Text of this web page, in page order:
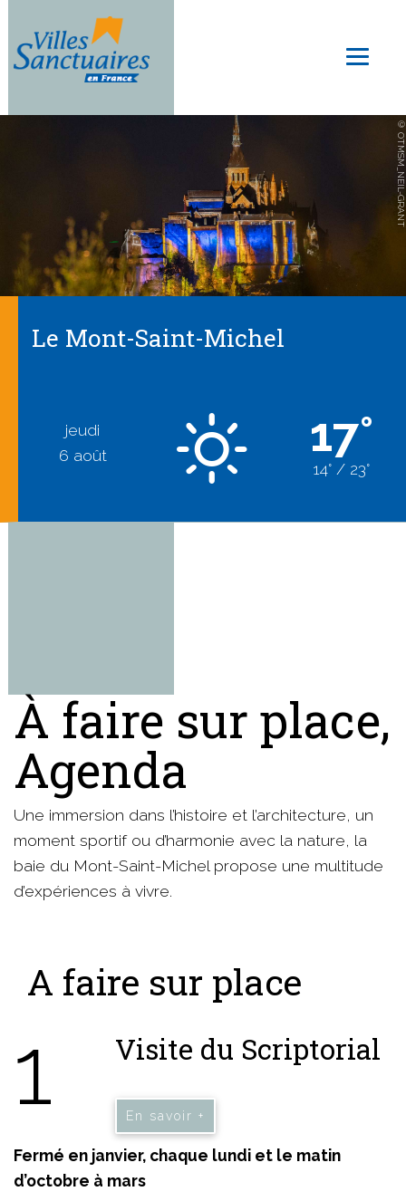
main
À faire sur place,
Agenda
Une immersion dans l’histoire et l’architecture, un
moment sportif ou d’harmonie avec la nature, la
baie du Mont-Saint-Michel propose une multitude
d’expériences à vivre.
A faire sur place
1 Visite du Scriptorial
En savoir +
Fermé en janvier, chaque lundi et le matin
d’octobre à mars
Le Mont-Saint-Michel
jeudi
6 août
17°
14° / 23°
© OTMSM_NEIL-GRANT